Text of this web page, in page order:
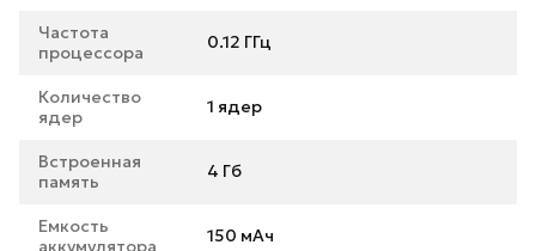
Частота
процессора
0.12 ГГц
Количество
ядер
1 ядер
Встроенная
память
4 Гб
Емкость
аккумулятора
150 мАч